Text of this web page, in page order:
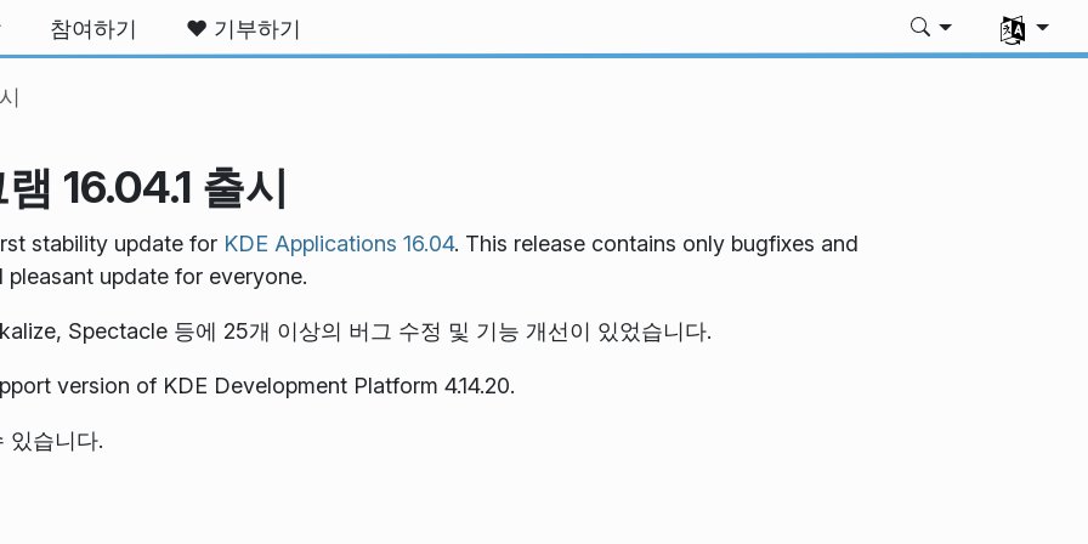
참여하기 ❤️ 기부하기
언어 선택
16.04.1 출시
stability update for KDE Applications 16.04. This release contains only bugfixes and
update for everyone.
Spectacle 등에 25개 이상의 버그 수정 및 기능 개선이 있었습니다.
version of KDE Development Platform 4.14.20.
있습니다.